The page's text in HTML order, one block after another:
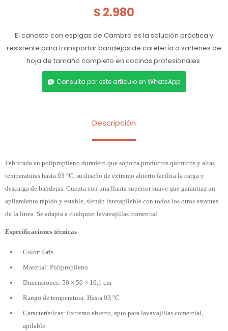
$ 2.980
El canasto con espigas de Cambro es la solución práctica y
resistente para transportar bandejas de cafetería o sartenes de
hoja de tamaño completo en cocinas profesionales.
Consulta por este articulo en WhatsApp
Descripción
Fabricada en polipropileno duradero que soporta productos químicos y altas
temperaturas hasta 93 °C, su diseño de extremo abierto facilita la carga y
descarga de bandejas. Cuenta con una llanta superior suave que garantiza un
apilamiento rápido y estable, siendo interapilable con todos los otros estantes
de la línea. Se adapta a cualquier lavavajillas comercial.
Especificaciones técnicas
Color: Gris
Material: Polipropileno
Dimensiones: 50 × 50 × 10,1 cm
Rango de temperatura: Hasta 93 °C
Características: Extremo abierto, apto para lavavajillas comercial,
apilable